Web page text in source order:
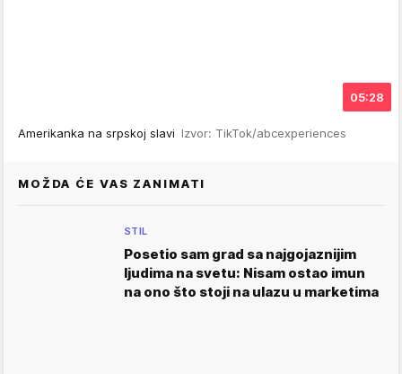
05:28
Amerikanka na srpskoj slavi Izvor: TikTok/abcexperiences
MOŽDA ĆE VAS ZANIMATI
STIL
Posetio sam grad sa najgojaznijim
ljudima na svetu: Nisam ostao imun
na ono što stoji na ulazu u marketima